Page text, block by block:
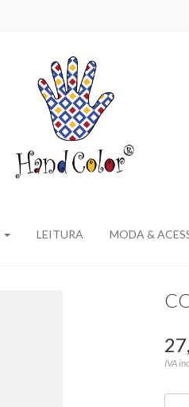
LEITURA MODA &
IVA